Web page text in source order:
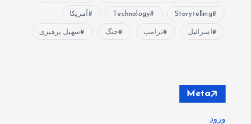
Storytelling
Technology آمریکا
اسرائیل ترامپ جنگ سهیل پرهیزی
Meta
ورود